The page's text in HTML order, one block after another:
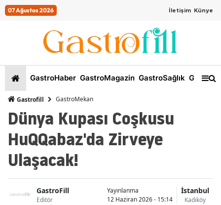
07 Ağustos 2026 İletişim Künye
GastroHaber GastroMagazin GastroSağlık
Gastrofill GastroMekan
Dünya Kupası Coşkusu
HuQQabaz'da Zirveye
Ulaşacak!
GastroFill
Editör
Yayınlanma
12 Haziran 2026 - 15:14
İstanbul
Kadıköy